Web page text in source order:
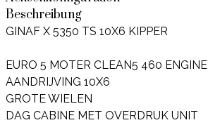
Beschreibung
GINAF X 5350 TS 10X6 KIPPER
EURO 5 MOTER CLEAN5 460 ENGINE
AANDRIJVING 10X6
GROTE WIELEN
DAG CABINE MET OVERDRUK UNIT